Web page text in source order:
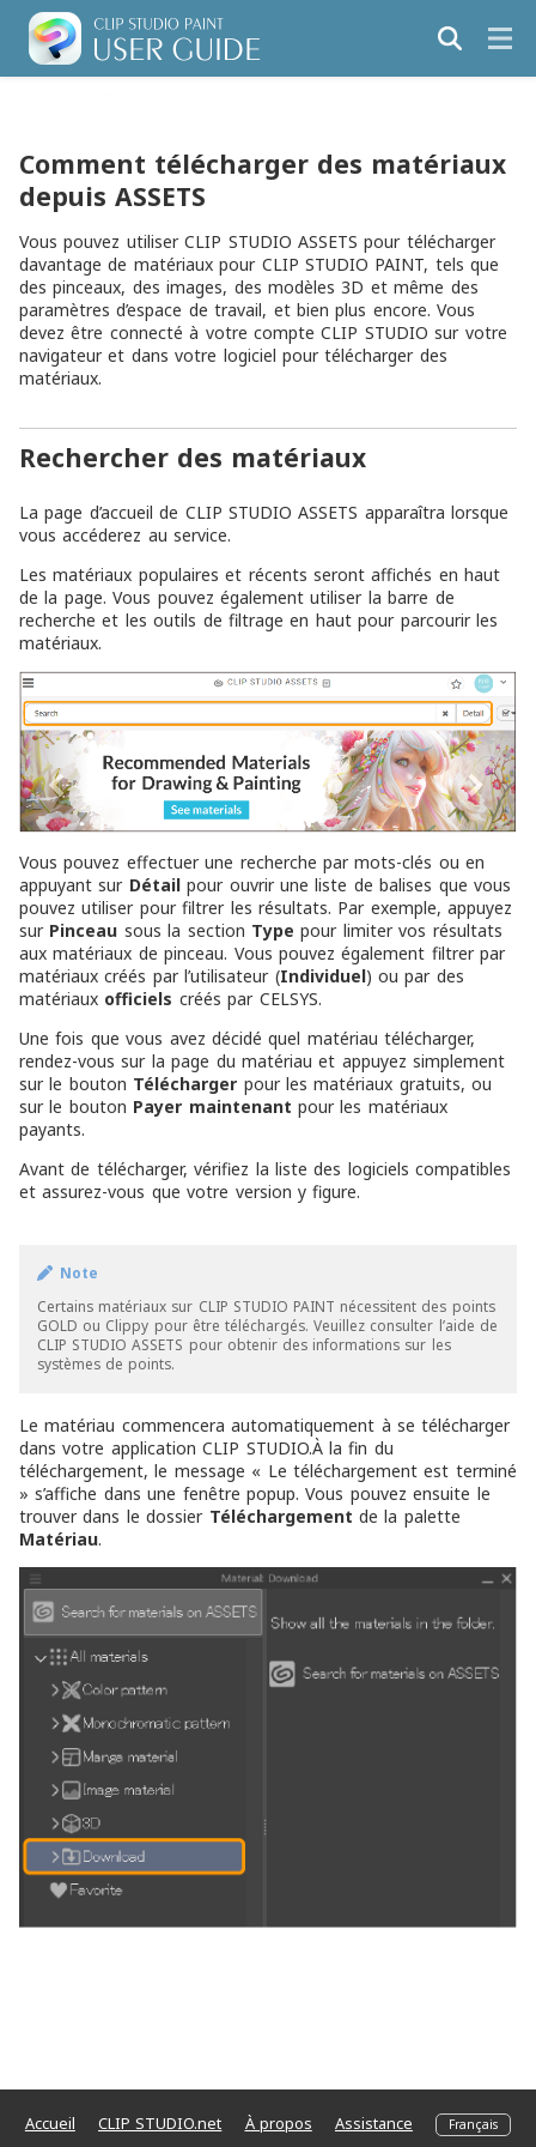
Comment télécharger des matériaux
depuis ASSETS
Vous pouvez utiliser CLIP STUDIO ASSETS pour télécharger
davantage de matériaux pour CLIP STUDIO PAINT, tels que
des pinceaux, des images, des modèles 3D et même des
paramètres d’espace de travail, et bien plus encore. Vous
devez être connecté à votre compte CLIP STUDIO sur votre
navigateur et dans votre logiciel pour télécharger des
matériaux.
Rechercher des matériaux
La page d’accueil de CLIP STUDIO ASSETS apparaîtra lorsque
vous accéderez au service.
Les matériaux populaires et récents seront affichés en haut
de la page. Vous pouvez également utiliser la barre de
recherche et les outils de filtrage en haut pour parcourir les
matériaux.
Vous pouvez effectuer une recherche par mots-clés ou en
appuyant sur Détailpour ouvrir une liste de balises que vous
pouvez utiliser pour filtrer les résultats. Par exemple, appuyez
sur Pinceau sous la section Type pour limiter vos résultats
aux matériaux de pinceau. Vous pouvez également filtrer par
matériaux créés par l’utilisateur (Individuel) ou par des
matériaux officiels créés par CELSYS.
Une fois que vous avez décidé quel matériau télécharger,
rendez-vous sur la page du matériau et appuyez simplement
sur le bouton Télécharger pour les matériaux gratuits, ou
sur le bouton Payer maintenant pour les matériaux
payants.
Avant de télécharger, vérifiez la liste des logiciels compatibles
et assurez-vous que votre version y figure.
Note
Certains matériaux sur CLIP STUDIO PAINT nécessitent des points
GOLD ou Clippy pour être téléchargés. Veuillez consulter l’aide de
CLIP STUDIO ASSETS pour obtenir des informations sur les
systèmes de points.
Le matériau commencera automatiquement à se télécharger
dans votre application CLIP STUDIO.À la fin du
téléchargement, le message « Le téléchargement est terminé
» s’affiche dans une fenêtre popup. Vous pouvez ensuite le
trouver dans le dossier Téléchargement de la palette
Matériau.
Accueil CLIP STUDIO.net À propos Assistance